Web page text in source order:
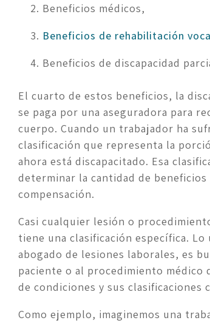
Beneficios médicos,
Beneficios de rehabilitación
Beneficios de discapacidad
El cuarto de estos beneficios, la
se paga por una aseguradora para
cuerpo. Cuando un trabajador ha
clasificación que representa la
ahora está discapacitado. Esa
determinar la cantidad de
compensación.
Casi cualquier lesión o
tiene una clasificación específica.
abogado de lesiones laborales, es
paciente o al procedimiento médico
de condiciones y sus clasificaciones
Como ejemplo, imaginemos una